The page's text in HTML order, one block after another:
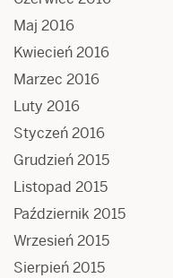
Maj 2016
Kwiecień 2016
Marzec 2016
Luty 2016
Styczeń 2016
Grudzień 2015
Listopad 2015
Październik 2015
Wrzesień 2015
Sierpień 2015